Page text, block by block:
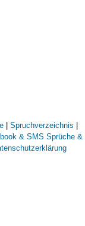
| Spruchverzeichnis |
& SMS Sprüche &